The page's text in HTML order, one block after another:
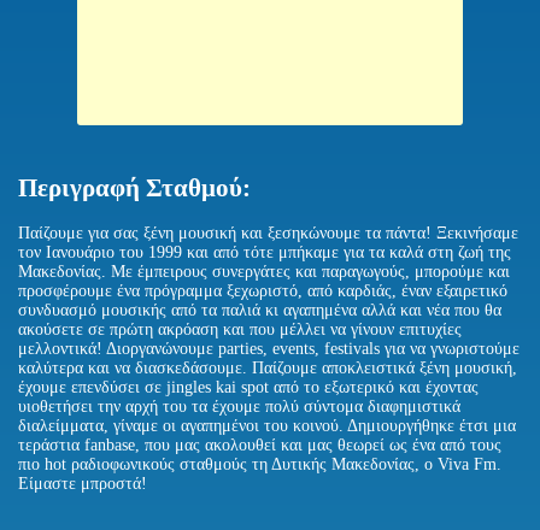
Περιγραφή Σταθμού:
Παίζουμε για σας ξένη μουσική και ξεσηκώνουμε τα πάντα! Ξεκινήσαμε
τον Ιανουάριο του 1999 και από τότε μπήκαμε για τα καλά στη ζωή της
Μακεδονίας. Με έμπειρους συνεργάτες και παραγωγούς, μπορούμε και
προσφέρουμε ένα πρόγραμμα ξεχωριστό, από καρδιάς, έναν εξαιρετικό
συνδυασμό μουσικής από τα παλιά κι αγαπημένα αλλά και νέα που θα
ακούσετε σε πρώτη ακρόαση και που μέλλει να γίνουν επιτυχίες
μελλοντικά! Διοργανώνουμε parties, events, festivals για να γνωριστούμε
καλύτερα και να διασκεδάσουμε. Παίζουμε αποκλειστικά ξένη μουσική,
έχουμε επενδύσει σε jingles kai spot από το εξωτερικό και έχοντας
υιοθετήσει την αρχή του τα έχουμε πολύ σύντομα διαφημιστικά
διαλείμματα, γίναμε οι αγαπημένοι του κοινού. Δημιουργήθηκε έτσι μια
τεράστια fanbase, που μας ακολουθεί και μας θεωρεί ως ένα από τους
πιο hot ραδιοφωνικούς σταθμούς τη Δυτικής Μακεδονίας, ο Viva Fm.
Είμαστε μπροστά!